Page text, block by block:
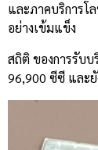
และภาคบริการโ
อย่างเข้มแข็ง
สถิติ ของการรับ
96,900 ซีซี และ